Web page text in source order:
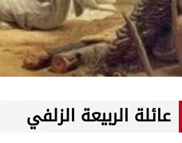
عائلة الربيعة الزلفي